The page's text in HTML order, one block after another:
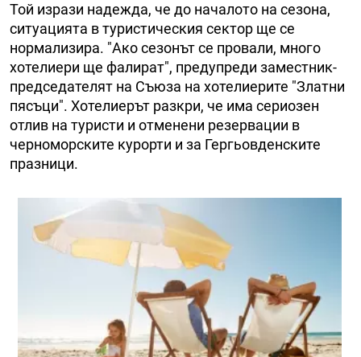
Той изрази надежда, че до началото на сезона,
ситуацията в туристическия сектор ще се
нормализира. "Ако сезонът се провали, много
хотелиери ще фалират", предупреди заместник-
председателят на Съюза на хотелиерите "Златни
пясъци". Хотелиерът разкри, че има сериозен
отлив на туристи и отменени резервации в
черноморските курорти и за Гергьовденските
празници.